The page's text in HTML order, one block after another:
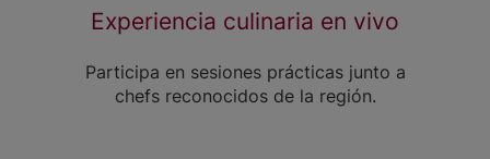
Experiencia culinaria en vivo
Participa en sesiones prácticas junto a
chefs reconocidos de la región.